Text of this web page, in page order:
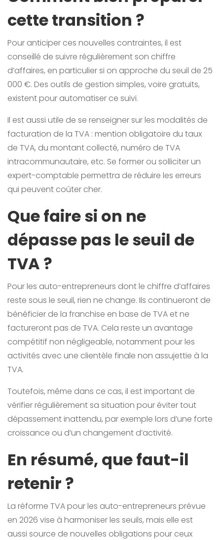
cette transition ?
Pour anticiper ces nouvelles contraintes, il est
conseillé de suivre régulièrement son chiffre
d’affaires, en particulier si on approche du seuil de 25
000 €. Des outils de gestion simples, voire gratuits,
existent pour automatiser ce suivi.
Il est aussi utile de se renseigner sur les modalités de
facturation de la TVA : mention obligatoire du taux
de TVA, du montant collecté, numéro de TVA
intracommunautaire, etc. Se former ou solliciter un
expert-comptable permettra de réduire les erreurs
qui peuvent coûter cher.
Que faire si on ne
dépasse pas le seuil de
TVA ?
Pour les auto-entrepreneurs dont le chiffre d’affaires
reste sous le seuil, rien ne change. Ils continueront de
bénéficier de la franchise en base de TVA et ne
factureront pas de TVA. Cela reste un avantage
compétitif non négligeable, notamment pour les
activités avec une clientèle finale non assujettie à la
TVA.
Toutefois, même dans ce cas, il est important de
vérifier régulièrement sa situation pour éviter tout
dépassement inattendu, par exemple lors d’une forte
croissance ou d’un changement d’activité.
En résumé, que faut-il
retenir ?
La réforme TVA pour les auto-entrepreneurs prévue
en 2026 vise à harmoniser les seuils, mais elle est
aussi source de nouvelles obligations pour ceux